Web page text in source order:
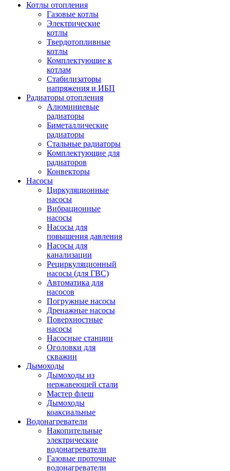
Котлы отопления
Газовые котлы
Электрические
котлы
Твердотопливные
котлы
Комплектующие к
котлам
Стабилизаторы
напряжения и ИБП
Радиаторы отопления
Алюминиевые
радиаторы
Биметаллические
радиаторы
Стальные радиаторы
Комплектующие для
радиаторов
Конвекторы
Насосы
Циркуляционные
насосы
Вибрационные
насосы
Насосы для
повышения давления
Насосы для
канализации
Рециркуляционный
насосы (для ГВС)
Автоматика для
насосов
Погружные насосы
Дренажные насосы
Поверхностные
насосы
Насосные станции
Оголовки для
скважин
Дымоходы
Дымоходы из
нержавеющей стали
Мастер флеш
Дымоходы
коаксиальные
Водонагреватели
Накопительные
электрические
водонагреватели
Газовые проточные
водонагреватели